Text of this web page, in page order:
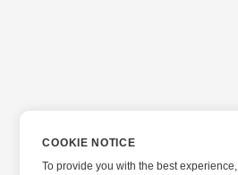
COOKIE NOTICE
To provide you with the best